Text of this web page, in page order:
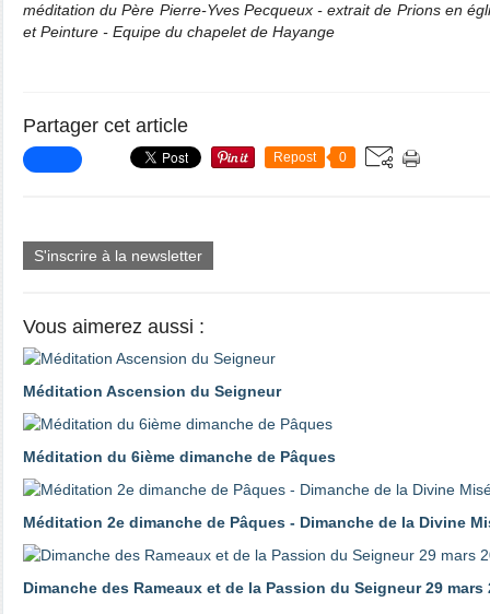
méditation du Père Pierre-Yves Pecqueux - extrait de Prions en
et Peinture - Equipe du chapelet de Hayange
Partager cet article
Repost 0
S'inscrire à la newsletter
Vous aimerez aussi :
Méditation Ascension du Seigneur
Méditation du 6ième dimanche de Pâques
Méditation 2e dimanche de Pâques - Dimanche de la Divine
Dimanche des Rameaux et de la Passion du Seigneur 29 mars